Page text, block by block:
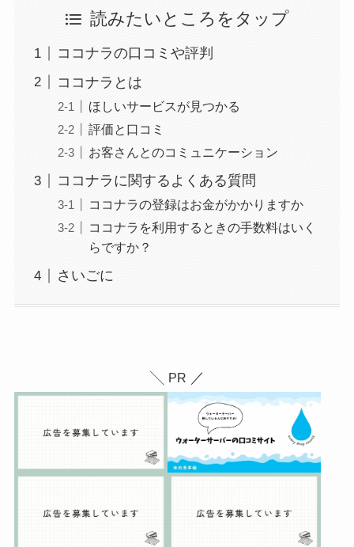
読みたいところをタップ
ココナラの口コミや評判
ココナラとは
ほしいサービスが見つかる
評価と口コミ
お客さんとのコミュニケーション
ココナラに関するよくある質問
ココナラの登録はお金がかかりますか
ココナラを利用するときの手数料はいく
らですか？
さいごに
╲ PR ／